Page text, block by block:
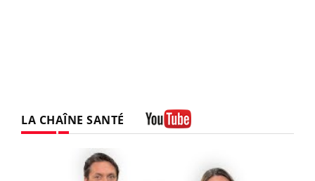
LA CHAÎNE SANTÉ